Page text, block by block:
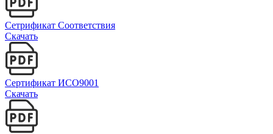
Сетрификат Соответствия
Скачать
Сертификат ИСО9001
Скачать